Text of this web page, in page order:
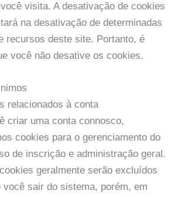
visita. A desativação de cookies
na desativação de determinadas
recursos deste site. Portanto, é
você não desative os cookies.
relacionados à conta
criar uma conta connosco,
cookies para o gerenciamento do
de inscrição e administração geral.
geralmente serão excluídos
você sair do sistema, porém, em